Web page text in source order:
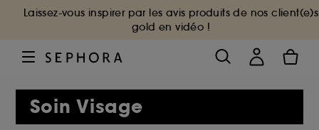
Laissez-vous inspirer par les avis produits de nos client(e)s
gold en vidéo !
Soin Visage